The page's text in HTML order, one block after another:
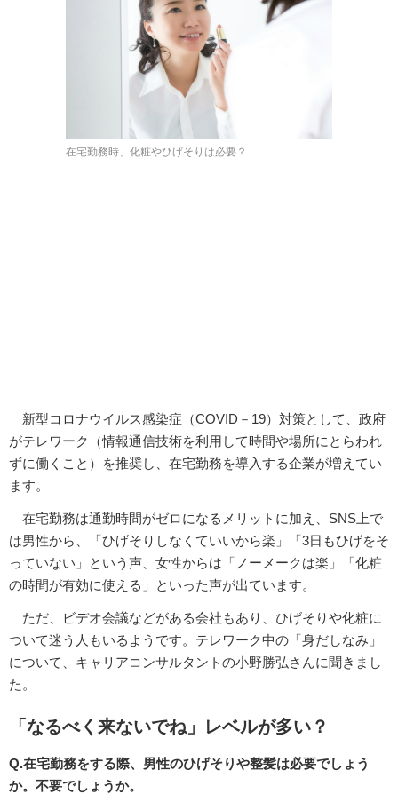
在宅勤務時、化粧やひげそりは必要？
新型コロナウイルス感染症（COVID－19）対策として、政府
がテレワーク（情報通信技術を利用して時間や場所にとらわれ
ずに働くこと）を推奨し、在宅勤務を導入する企業が増えてい
ます。
在宅勤務は通勤時間がゼロになるメリットに加え、SNS上で
は男性から、「ひげそりしなくていいから楽」「3日もひげをそ
っていない」という声、女性からは「ノーメークは楽」「化粧
の時間が有効に使える」といった声が出ています。
ただ、ビデオ会議などがある会社もあり、ひげそりや化粧に
ついて迷う人もいるようです。テレワーク中の「身だしなみ」
について、キャリアコンサルタントの小野勝弘さんに聞きまし
た。
「なるべく来ないでね」レベルが多い？
Q.在宅勤務をする際、男性のひげそりや整髪は必要でしょう
か。不要でしょうか。